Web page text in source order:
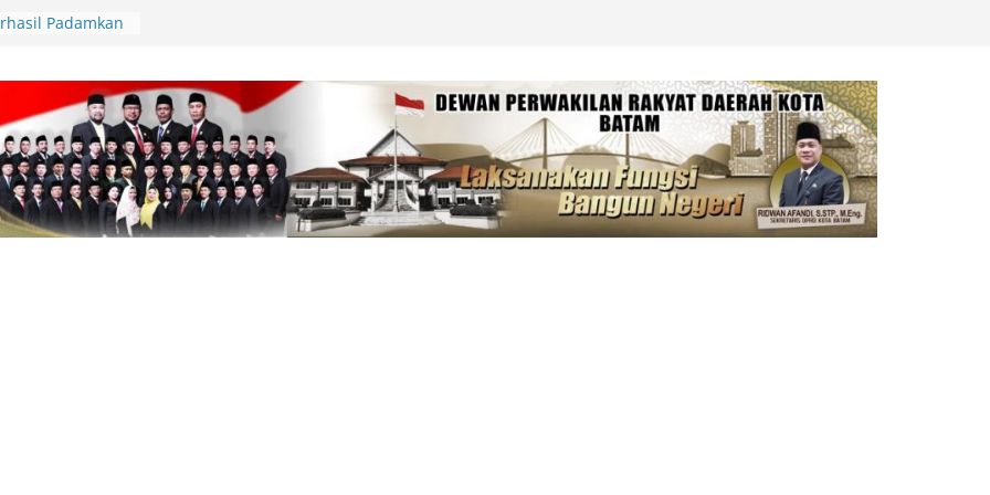
Padamkan
Paskibraka
Provinsi Kepri,
Baik Daerah
Panglima
Lingga
Latihan Tempur